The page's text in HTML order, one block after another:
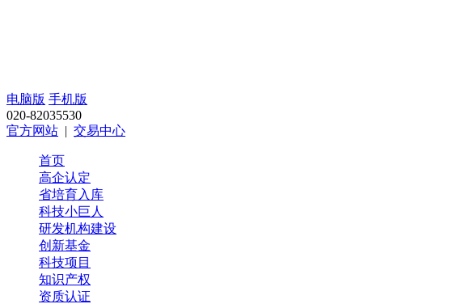
电脑版 手机版
020-82035530
官方网站 | 交易中心
首页
高企认定
省培育入库
科技小巨人
研发机构建设
创新基金
科技项目
知识产权
资质认证